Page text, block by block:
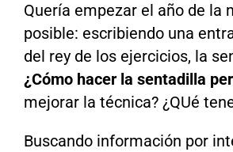
Quería empezar el año de la
posible: escribiendo una
del rey de los ejercicios, la
¿Cómo hacer la sentadilla
mejorar la técnica? ¿QUé
Buscando información por